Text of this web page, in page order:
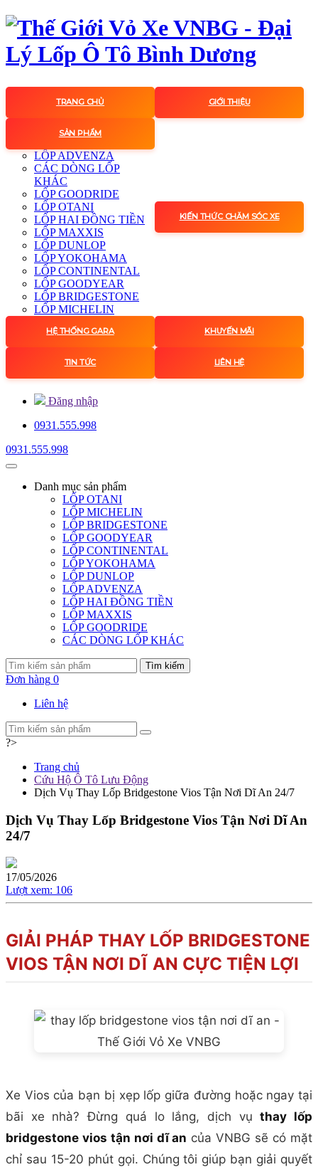
TRANG CHỦ GIỚI THIỆU
SẢN PHẨM
LỐP ADVENZA
CÁC DÒNG LỐP
KHÁC
LỐP GOODRIDE
LỐP OTANI
LỐP HAI ĐỒNG TIỀN
LỐP MAXXIS
LỐP DUNLOP
LỐP YOKOHAMA
LỐP CONTINENTAL
LỐP GOODYEAR
LỐP BRIDGESTONE
LỐP MICHELIN
KIẾN THỨC CHĂM SÓC XE
HỆ THỐNG GARA KHUYẾN MÃI
TIN TỨC LIÊN HỆ
Đăng nhập
0931.555.998
0931.555.998
Danh mục sản phẩm
LỐP OTANI
LỐP MICHELIN
LỐP BRIDGESTONE
LỐP GOODYEAR
LỐP CONTINENTAL
LỐP YOKOHAMA
LỐP DUNLOP
LỐP ADVENZA
LỐP HAI ĐỒNG TIỀN
LỐP MAXXIS
LỐP GOODRIDE
CÁC DÒNG LỐP KHÁC
Tìm kiếm
Đơn hàng 0
Liên hệ
?>
Trang chủ
Cứu Hộ Ô Tô Lưu Động
Dịch Vụ Thay Lốp Bridgestone Vios Tận Nơi Dĩ An 24/7
Dịch Vụ Thay Lốp Bridgestone Vios Tận Nơi Dĩ An
24/7
17/05/2026
Lượt xem: 106
GIẢI PHÁP THAY LỐP BRIDGESTONE
VIOS TẬN NƠI DĨ AN CỰC TIỆN LỢI
Xe Vios của bạn bị xẹp lốp giữa đường hoặc ngay tại
bãi xe nhà? Đừng quá lo lắng, dịch vụthay lốp
bridgestone vios tận nơi dĩ an của VNBG sẽ có mặt
chỉ sau 15-20 phút gọi. Chúng tôi giúp bạn giải quyết